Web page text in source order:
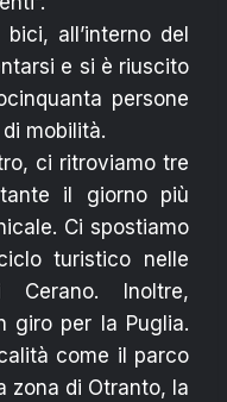
all’interno del
e si è riuscito
persone
mobilità.
ci ritroviamo tre
il giorno più
Ci spostiamo
turistico nelle
Inoltre,
giro per la Puglia.
come il parco
zona di Otranto, la